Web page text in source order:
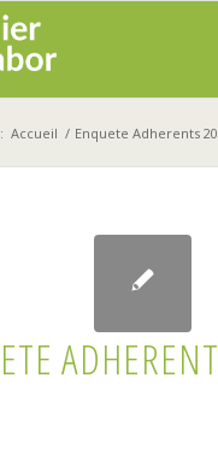
Accueil / Enquete Adherents